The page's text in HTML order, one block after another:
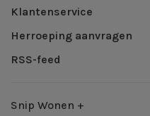
Klantenservice
Herroeping aanvragen
RSS-feed
Snip Wonen +